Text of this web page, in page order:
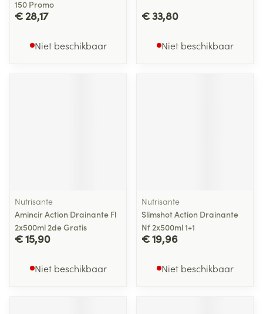
150 Promo
€ 28,17
Niet beschikbaar
€ 33,80
Niet beschikbaar
Nutrisante
Amincir Action Drainante Fl
2x500ml 2de Gratis
€ 15,90
Niet beschikbaar
Nutrisante
Slimshot Action Drainante
Nf 2x500ml 1+1
€ 19,96
Niet beschikbaar